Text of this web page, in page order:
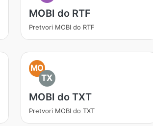
MOBI do RTF
Pretvori MOBI do RTF
MO
TX
MOBI do TXT
Pretvori MOBI do TXT